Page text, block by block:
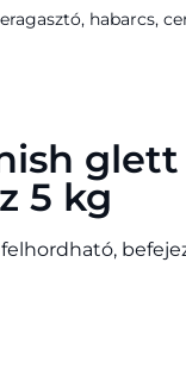
habarcs,
glett
5 kg